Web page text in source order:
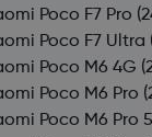
Poco F7 Pro
Poco F7 Ultra
Poco M6 4G
Poco M6 Pro
Poco M6 Pro